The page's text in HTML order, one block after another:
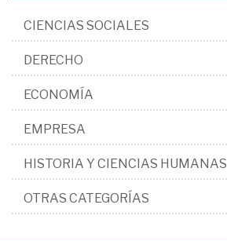
CIENCIAS SOCIALES
DERECHO
ECONOMÍA
EMPRESA
HISTORIA Y CIENCIAS HUMANAS
OTRAS CATEGORÍAS